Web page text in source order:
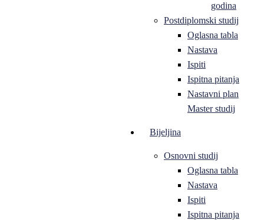
godina
Postdiplomski studij
Oglasna tabla
Nastava
Ispiti
Ispitna pitanja
Nastavni plan
Master studij
Bijeljina
Osnovni studij
Oglasna tabla
Nastava
Ispiti
Ispitna pitanja